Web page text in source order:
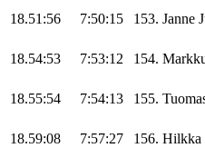
18.51:56 7:50:15 153. Janne
18.54:53 7:53:12 154.
18.55:54 7:54:13 155.
18.59:08 7:57:27 156. Hilkka